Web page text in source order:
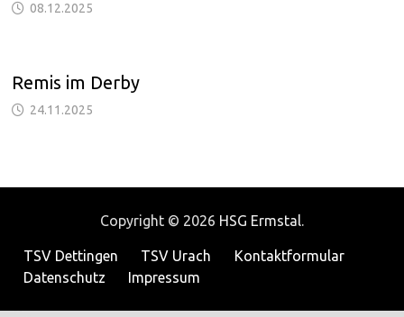
08.12.2025
Remis im Derby
24.11.2025
Copyright © 2026 HSG Ermstal.
TSV Dettingen TSV Urach
Kontaktformular
Datenschutz
Impressum